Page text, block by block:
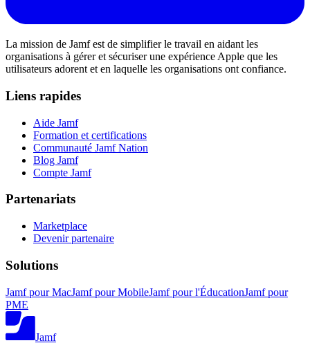
La mission de Jamf est de simplifier le travail en aidant les
organisations à gérer et sécuriser une expérience Apple que les
utilisateurs adorent et en laquelle les organisations ont confiance.
Liens rapides
Aide Jamf
Formation et certifications
Communauté Jamf Nation
Blog Jamf
Compte Jamf
Partenariats
Marketplace
Devenir partenaire
Solutions
Jamf pour MacJamf pour MobileJamf pour l'ÉducationJamf pour
PME
Jamf